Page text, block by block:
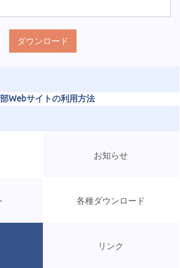
ダウンロード
Webサイトの利用方法
お知らせ
各種ダウンロード
リンク